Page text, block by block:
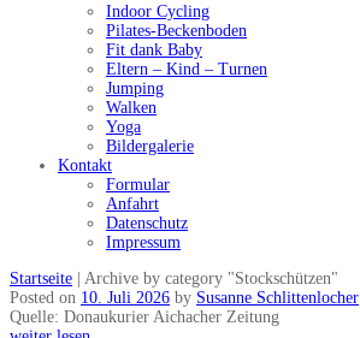
Indoor Cycling
Pilates-Beckenboden
Fit dank Baby
Eltern – Kind – Turnen
Jumping
Walken
Yoga
Bildergalerie
Kontakt
Formular
Anfahrt
Datenschutz
Impressum
Startseite
Archive by category "Stockschützen"
Posted on 10. Juli 2026 by Susanne Schlittenlocher
Quelle: Donaukurier Aichacher Zeitung